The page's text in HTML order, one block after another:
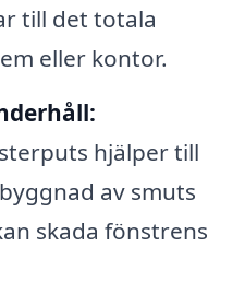
till det totala
eller kontor.
hjälper till
av smuts
skada fönstrens